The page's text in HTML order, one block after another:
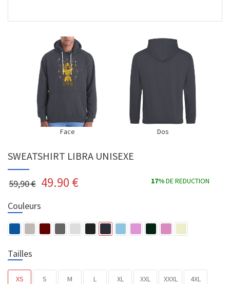
Face Dos
SWEATSHIRT LIBRA UNISEXE
59,90 € 49.90 € 17%DE REDUCTION
Couleurs
Tailles
XS S M L XL XXL XXXL 4XL